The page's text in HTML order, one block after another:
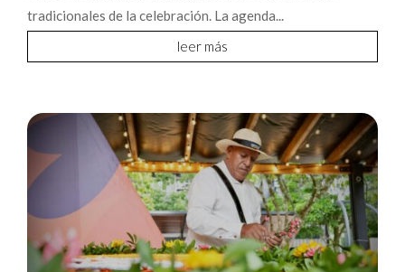
tradicionales de la celebración. La agenda...
leer más